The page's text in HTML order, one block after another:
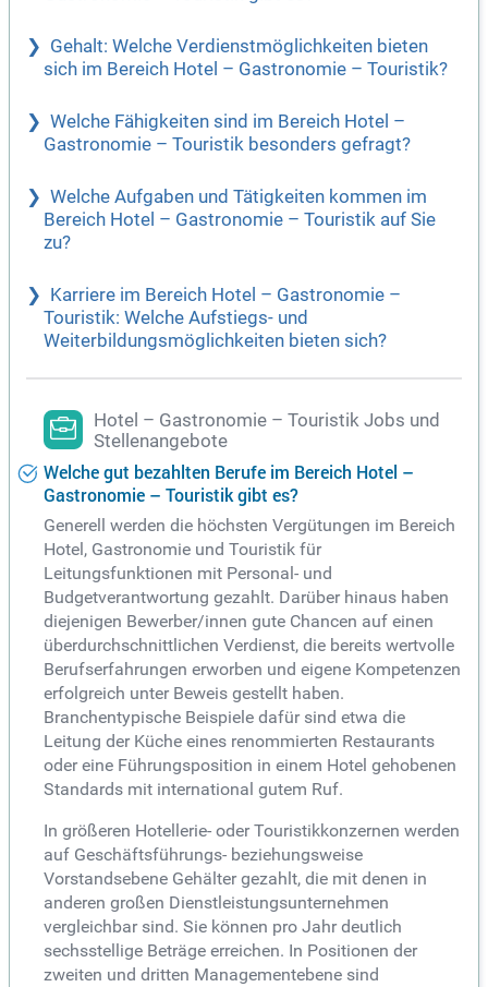
Gehalt: Welche Verdienstmöglichkeiten bieten
sich im Bereich Hotel – Gastronomie – Touristik?
Welche Fähigkeiten sind im Bereich Hotel –
Gastronomie – Touristik besonders gefragt?
Welche Aufgaben und Tätigkeiten kommen im
Bereich Hotel – Gastronomie – Touristik auf Sie
zu?
Karriere im Bereich Hotel – Gastronomie –
Touristik: Welche Aufstiegs- und
Weiterbildungsmöglichkeiten bieten sich?
Hotel – Gastronomie – Touristik Jobs und
Stellenangebote
Welche gut bezahlten Berufe im Bereich Hotel –
Gastronomie – Touristik gibt es?
Generell werden die höchsten Vergütungen im Bereich
Hotel, Gastronomie und Touristik für
Leitungsfunktionen mit Personal- und
Budgetverantwortung gezahlt. Darüber hinaus haben
diejenigen Bewerber/innen gute Chancen auf einen
überdurchschnittlichen Verdienst, die bereits wertvolle
Berufserfahrungen erworben und eigene Kompetenzen
erfolgreich unter Beweis gestellt haben.
Branchentypische Beispiele dafür sind etwa die
Leitung der Küche eines renommierten Restaurants
oder eine Führungsposition in einem Hotel gehobenen
Standards mit international gutem Ruf.
In größeren Hotellerie- oder Touristikkonzernen werden
auf Geschäftsführungs- beziehungsweise
Vorstandsebene Gehälter gezahlt, die mit denen in
anderen großen Dienstleistungsunternehmen
vergleichbar sind. Sie können pro Jahr deutlich
sechsstellige Beträge erreichen. In Positionen der
zweiten und dritten Managementebene sind